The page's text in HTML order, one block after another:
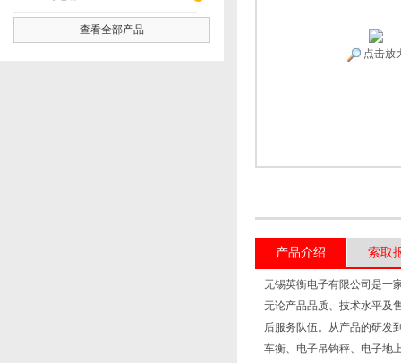
查看全部产品
点击放
产品介绍 索取
无锡英衡电子有限公司是一
无论产品品质、技术水平及
后服务队伍。从产品的研发
车衡、电子吊钩秤、电子地